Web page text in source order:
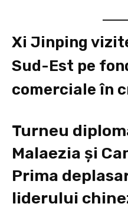
Xi Jinping
Sud-Est pe
comerciale în
Turneu
Malaezia și
Prima
liderului